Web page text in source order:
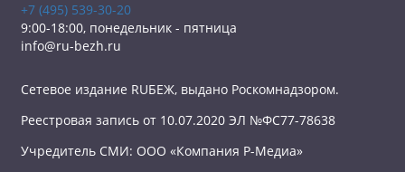
+7 (495) 539-30-20
9:00-18:00, понедельник - пятница
info@ru-bezh.ru
Сетевое издание RUБЕЖ, выдано Роскомнадзором.
Реестровая запись от 10.07.2020 ЭЛ №ФС77-78638
Учредитель СМИ: ООО «Компания Р-Медиа»